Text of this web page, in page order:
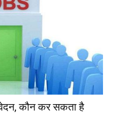
कौन कर सकता है